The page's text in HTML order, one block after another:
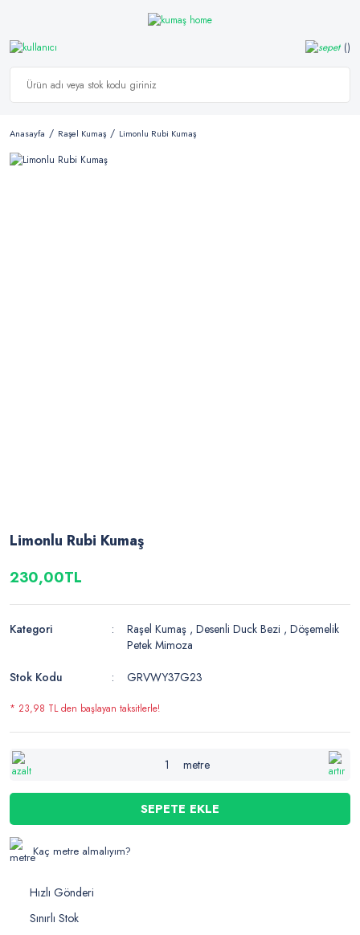
Anasayfa Raşel Kumaş Limonlu Rubi Kumaş
Limonlu Rubi Kumaş
230,00TL
Kategori Raşel Kumaş ,Desenli Duck Bezi ,Döşemelik
Petek Mimoza
Stok Kodu
GRVWY37G23
* 23,98 TL den başlayan taksitlerle!
metre
SEPETE EKLE
Kaç metre almalıyım?
Hızlı Gönderi
Sınırlı Stok